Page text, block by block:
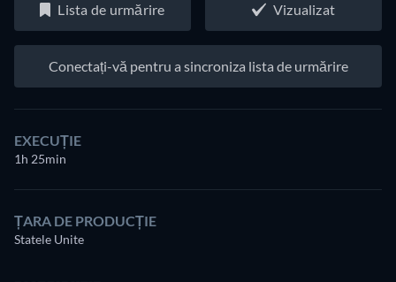
Lista de urmărire Vizualizat
Conectați-vă pentru a sincroniza lista de urmărire
EXECUȚIE
1h 25min
ȚARA DE PRODUCȚIE
Statele Unite